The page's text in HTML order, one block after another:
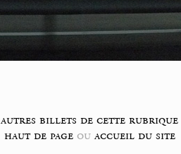
autres billets de cette rubrique
haut de pageouaccueil du site